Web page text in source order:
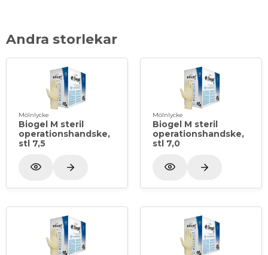
Andra storlekar
Mölnlycke
Biogel M steril
operationshandske,
stl 7,5
Mölnlycke
Biogel M steril
operationshandske,
stl 7,0